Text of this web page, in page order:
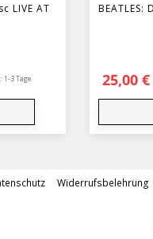
LIVE AT
1-3 Tage
BEATLES:
25,00 €
Widerrufsbelehrung